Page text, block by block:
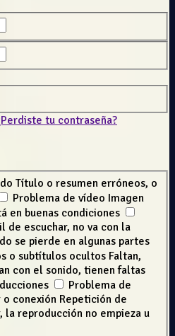
tu contraseña?
Título o resumen erróneos, o
Problema de vídeo Imagen
en buenas condiciones
de escuchar, no va con la
se pierde en algunas partes
o subtítulos ocultos Faltan,
con el sonido, tienen faltas
Problema de
conexión Repetición de
la reproducción no empieza u